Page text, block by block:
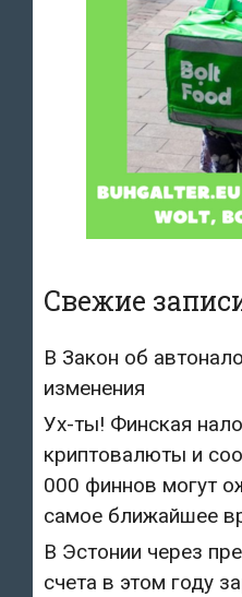
Свежие
В Закон об
изменения
Ух-ты! Финская
криптовалюты и
000 финнов могут
самое ближайшее
В Эстонии через
счета в этом году